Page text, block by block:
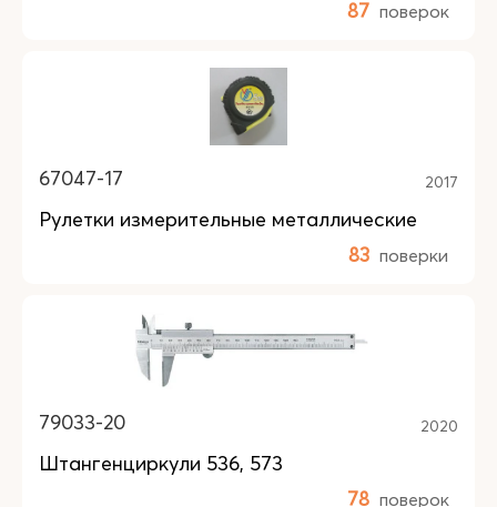
87 поверок
67047-17 2017
Рулетки измерительные металлические
83 поверки
79033-20 2020
Штангенциркули 536, 573
78 поверок